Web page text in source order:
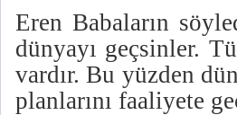
Eren Babaların
dünyayı geçsinler.
vardır. Bu yüzden
planlarını faaliyete